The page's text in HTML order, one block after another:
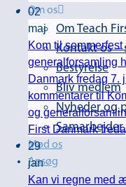
Om os
Om Teach
Kontakt os –
Bestyrelse
Bliv medlem
Nyheder og
Mød os
Ansøg
02
maj
Kom til sommerfest
generalforsamling
Danmark fredag 7.
kommentarertil
og
First Danmark
29
jan
Kan vi regne med